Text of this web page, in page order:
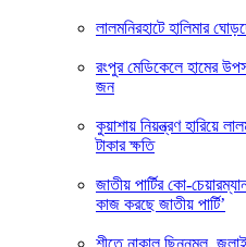
লালমনিরহাটে হালিমার
রংপুর মেডিকেলে হামের
জন
কুয়াশায় নিয়ন্ত্রণ হারিয়ে
টাকার ক্ষতি
জাতীয় পার্টির কো-
কাজ করছে জাতীয় পার্টি’
শীতে নাকাল ছিন্নমূল,